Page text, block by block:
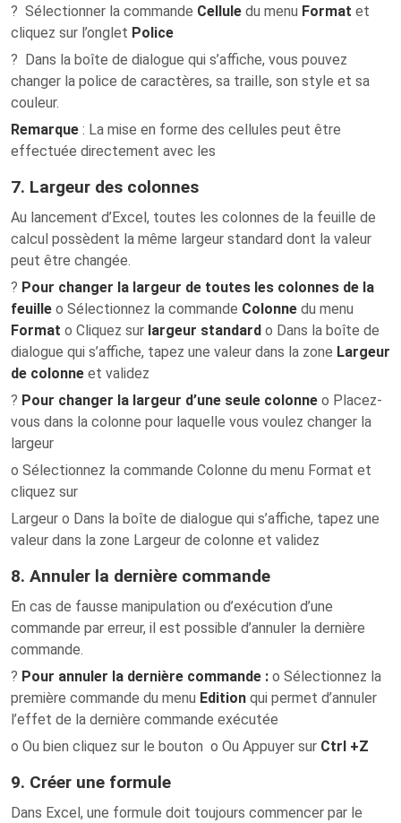
? Sélectionner la commande Cellule du menu Format et
cliquez sur l’onglet Police
? Dans la boîte de dialogue qui s’affiche, vous pouvez
changer la police de caractères, sa traille, son style et sa
couleur.
Remarque : La mise en forme des cellules peut être
effectuée directement avec les
7. Largeur des colonnes
Au lancement d’Excel, toutes les colonnes de la feuille de
calcul possèdent la même largeur standard dont la valeur
peut être changée.
? Pour changer la largeur de toutes les colonnes de la
feuille o Sélectionnez la commande Colonne du menu
Format o Cliquez sur largeur standard o Dans la boîte de
dialogue qui s’affiche, tapez une valeur dans la zone Largeur
de colonne et validez
? Pour changer la largeur d’une seule colonne o Placez-
vous dans la colonne pour laquelle vous voulez changer la
largeur
o Sélectionnez la commande Colonne du menu Format et
cliquez sur
Largeur o Dans la boîte de dialogue qui s’affiche, tapez une
valeur dans la zone Largeur de colonne et validez
8. Annuler la dernière commande
En cas de fausse manipulation ou d’exécution d’une
commande par erreur, il est possible d’annuler la dernière
commande.
? Pour annuler la dernière commande : o Sélectionnez la
première commande du menu Edition qui permet d’annuler
l’effet de la dernière commande exécutée
o Ou bien cliquez sur le bouton o Ou Appuyer sur Ctrl +Z
9. Créer une formule
Dans Excel, une formule doit toujours commencer par le